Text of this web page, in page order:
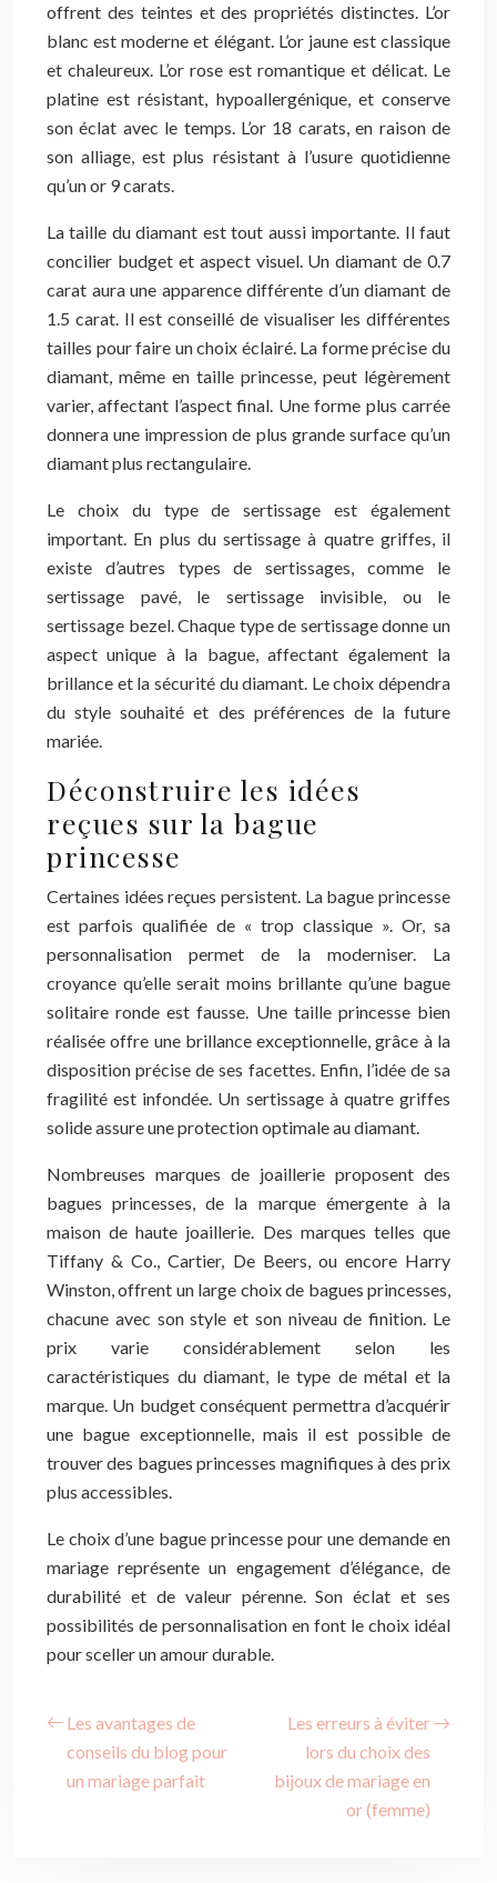
offrent des teintes et des propriétés distinctes. L’or
blanc est moderne et élégant. L’or jaune est classique
et chaleureux. L’or rose est romantique et délicat. Le
platine est résistant, hypoallergénique, et conserve
son éclat avec le temps. L’or 18 carats, en raison de
son alliage, est plus résistant à l’usure quotidienne
qu’un or 9 carats.
La taille du diamant est tout aussi importante. Il faut
concilier budget et aspect visuel. Un diamant de 0.7
carat aura une apparence différente d’un diamant de
1.5 carat. Il est conseillé de visualiser les différentes
tailles pour faire un choix éclairé. La forme précise du
diamant, même en taille princesse, peut légèrement
varier, affectant l’aspect final. Une forme plus carrée
donnera une impression de plus grande surface qu’un
diamant plus rectangulaire.
Le choix du type de sertissage est également
important. En plus du sertissage à quatre griffes, il
existe d’autres types de sertissages, comme le
sertissage pavé, le sertissage invisible, ou le
sertissage bezel. Chaque type de sertissage donne un
aspect unique à la bague, affectant également la
brillance et la sécurité du diamant. Le choix dépendra
du style souhaité et des préférences de la future
mariée.
Déconstruire les idées
reçues sur la bague
princesse
Certaines idées reçues persistent. La bague princesse
est parfois qualifiée de « trop classique ». Or, sa
personnalisation permet de la moderniser. La
croyance qu’elle serait moins brillante qu’une bague
solitaire ronde est fausse. Une taille princesse bien
réalisée offre une brillance exceptionnelle, grâce à la
disposition précise de ses facettes. Enfin, l’idée de sa
fragilité est infondée. Un sertissage à quatre griffes
solide assure une protection optimale au diamant.
Nombreuses marques de joaillerie proposent des
bagues princesses, de la marque émergente à la
maison de haute joaillerie. Des marques telles que
Tiffany & Co., Cartier, De Beers, ou encore Harry
Winston, offrent un large choix de bagues princesses,
chacune avec son style et son niveau de finition. Le
prix varie considérablement selon les
caractéristiques du diamant, le type de métal et la
marque. Un budget conséquent permettra d’acquérir
une bague exceptionnelle, mais il est possible de
trouver des bagues princesses magnifiques à des prix
plus accessibles.
Le choix d’une bague princesse pour une demande en
mariage représente un engagement d’élégance, de
durabilité et de valeur pérenne. Son éclat et ses
possibilités de personnalisation en font le choix idéal
pour sceller un amour durable.
Les avantages de
conseils du blog pour
un mariage parfait
Les erreurs à éviter
lors du choix des
bijoux de mariage en
or (femme)